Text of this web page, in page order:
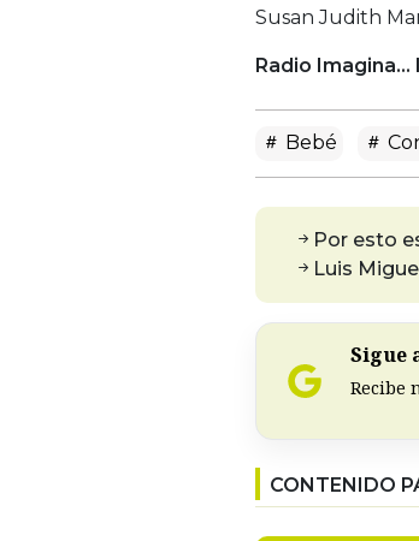
Susan Judith
Radio Imagina…
Bebé
Por esto
Luis
Sigue
Recibe
CONTENIDO